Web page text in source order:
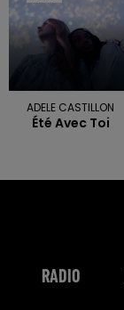
ADELE CASTILLON
Été Avec Toi
RADIO